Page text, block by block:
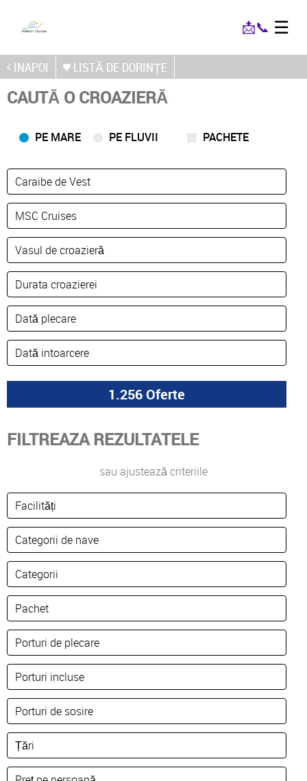
📩📞 ☰
INAPOI LISTĂ DE DORINȚE
CAUTĂ O CROAZIERĂ
PE MARE PE FLUVII PACHETE
FILTREAZA REZULTATELE
sau ajustează criteriile